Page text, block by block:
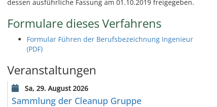
dessen ausführliche Fassung am 01.10.2019 freigegeben.
Formulare dieses Verfahrens
Formular Führen der Berufsbezeichnung Ingenieur
(PDF)
Veranstaltungen
Sa, 29. August 2026
Sammlung der Cleanup Gruppe